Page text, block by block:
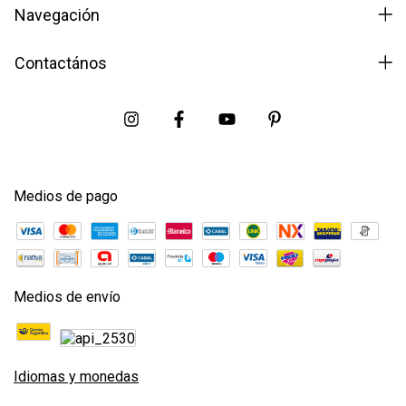
Navegación
Contactános
Medios de pago
Medios de envío
Idiomas y monedas